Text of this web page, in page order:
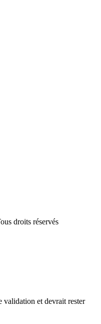
droits réservés
validation et devrait rester